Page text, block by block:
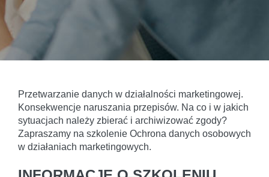
Przetwarzanie danych w działalności marketingowej.
Konsekwencje naruszania przepisów. Na co i w jakich
sytuacjach należy zbierać i archiwizować zgody?
Zapraszamy na szkolenie Ochrona danych osobowych
w działaniach marketingowych.